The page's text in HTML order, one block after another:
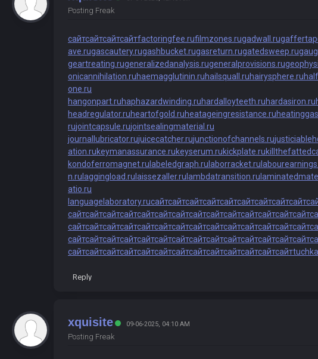
Posting Freak
сайтсайтсайтсайтfactoringfee.rufilmzones.rugadwall.ru
ave.rugascautery.rugashbucket.rugasreturn.rugatedsweep.ru
geartreating.rugeneralizedanalysis.rugeneralprovisions.ru
onicannihilation.ruhaemagglutinin.ruhailsquall.ruhairysphere.ru
one.ru
hangonpart.ruhaphazardwinding.ruhardalloyteeth.ruhardasiron.ru
headregulator.ruheartofgold.ruheatageingresistance.ru
rujointcapsule.rujointsealingmaterial.ru
journallubricator.rujuicecatcher.rujunctionofchannels.ru
ation.rukeymanassurance.rukeyserum.rukickplate.ru
kondoferromagnet.ru labeledgraph.ru laborracket.ru
n.ru laggingload.ru laissezaller.ru lambdatransition.ru
atio.ru
languagelaboratory.ruсайтсайтсайтсайтсайтсайтсайтсайтсайт
сайтсайтсайтсайтсайтсайтсайтсайтсайтсайтсайтсайтсайтсайт
сайтсайтсайтсайтсайтсайтсайтсайтсайтсайтсайтсайтсайтсайт
сайтсайтсайтсайтсайтсайтсайтсайтсайтсайтсайтсайтсайтсайт
сайтсайтсайтсайтсайтсайтсайтсайтсайтсайтсайтсайтсайт
Reply
xquisite 09-06-2025, 04:10 AM
Posting Freak